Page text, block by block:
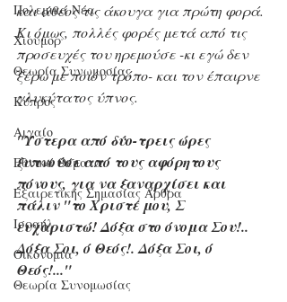
Πολεμικά Νέα
Χιούμορ
Θεωρία Συνωμοσίας
Κύπρος
Αιγαίο
Εθνικά Θέματα
Εξαιρετικής Σημασίας Άρθρα
Ισραήλ
Οικονομία
Θεωρία Συνομωσίας
και άθεος τις άκουγα για πρώτη φορά.
Κι όμως, πολλές φορές μετά από τις
προσευχές του ηρεμούσε -κι εγώ δεν
ξέρω με ποιόν τρόπο- και τον έπαιρνε
γλυκύτατος ύπνος.
"Ύστερα από δύο-τρεις ώρες
ξυπνούσε από τους αφόρητους
πόνους, για να ξαναρχίσει και
πάλιν "το Χριστέ μου, Σ
ευχαριστώ! Δόξα στο όνομα Σου!..
Δόξα Σοι, ό Θεός!. Δόξα Σοι, ό
Θεός!..."